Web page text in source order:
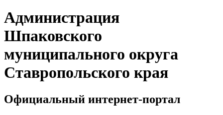
Администрация
Шпаковского
муниципального округа
Ставропольского края
Официальный интернет-портал